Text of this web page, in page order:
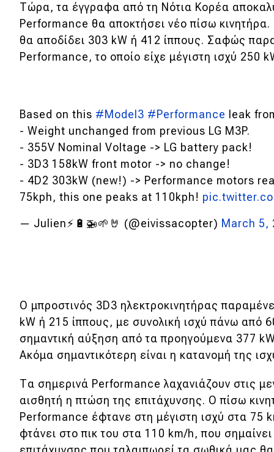
MOTO
Μεταχειρισμένο
Χρηστικά
Συμβουλές
ΚΤΕΟ
Οδική βοήθεια
DRIVE USED
Τώρα, τα έγγραφα από τη Νότια Κορέα
Performance θα αποκτήσει νέο πίσω
θα αποδίδει 303 kW ή 412 ίππους. Σαφώς
Performance, το οποίο είχε μέγιστη ισχύ 250
Based on this #Model3 #Performance leak
- Weight unchanged from previous LG M3P.
- 355V Nominal Voltage -> LG battery pack!
- 3D3 158kW front motor -> no change!
- 4D2 303kW (new!) -> Performance motors
75kph, this one peaks at 110kph!
— Julien⚡🔋🚁🌱🤘 (@eivissacopter) March 5,
Ο μπροστινός 3D3 ηλεκτροκινητήρας
kW ή 215 ίππους, με συνολική ισχύ πάνω από
σημαντική αύξηση από τα προηγούμενα 377
Ακόμα σημαντικότερη είναι η κατανομή της
Τα σημερινά Performance λαχανιάζουν στις
αισθητή η πτώση της επιτάχυνσης. Ο πίσω
Performance έφτανε στη μέγιστη ισχύ στα 75
φτάνει στο πικ του στα 110 km/h, που